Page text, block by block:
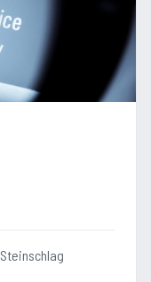
Steinschlag